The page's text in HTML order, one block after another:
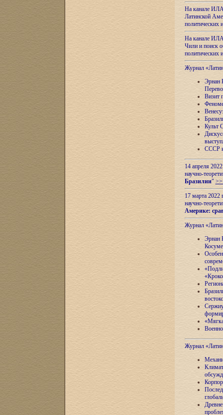
На канале
Латинской
На канале
Чили и поиск
Журнал
Эрнан
Визит
Культ
СССР и
14 апреля
научно-
Бразилии"
17 марта 2022
научно-
Америке:
Журнал
Эрнан
Журнал